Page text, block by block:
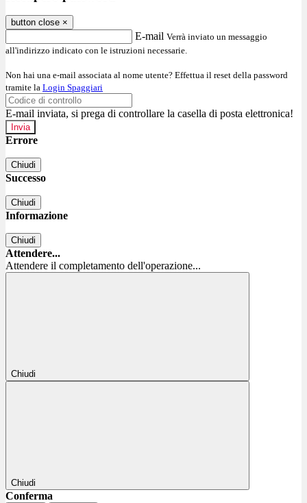
button close ×
E-mail Verrà inviato un messaggio
all'indirizzo indicato con le istruzioni necessarie.
Non hai una e-mail associata al nome utente? Effettua il reset della password
tramite la Login Spaggiari
E-mail inviata, si prega di controllare la casella di posta elettronica!
Errore
Chiudi
Successo
Chiudi
Informazione
Chiudi
Attendere...
Attendere il completamento dell'operazione...
Chiudi
Chiudi
Conferma